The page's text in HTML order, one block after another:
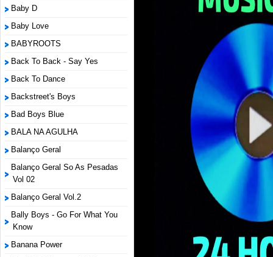
Baby D
Baby Love
BABYROOTS
Back To Back - Say Yes
Back To Dance
Backstreet's Boys
Bad Boys Blue
BALA NA AGULHA
Balanço Geral
Balanço Geral So As Pesadas
Vol 02
Balanço Geral Vol.2
Bally Boys - Go For What You
Know
Banana Power